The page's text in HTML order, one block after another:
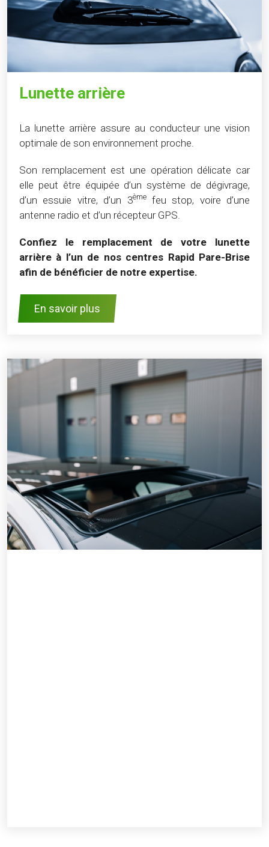
Lunette arrière
La lunette arrière assure au conducteur une vision
optimale de son environnement proche.
Son remplacement est une opération délicate car
elle peut être équipée d’un système de dégivrage,
d’un essuie vitre, d’un 3èmefeu stop, voire d’une
antenne radio et d’un récepteur GPS.
Confiez le remplacement de votre lunette
arrière à l’un de nos centres Rapid Pare-Brise
afin de bénéficier de notre expertise.
En savoir plus